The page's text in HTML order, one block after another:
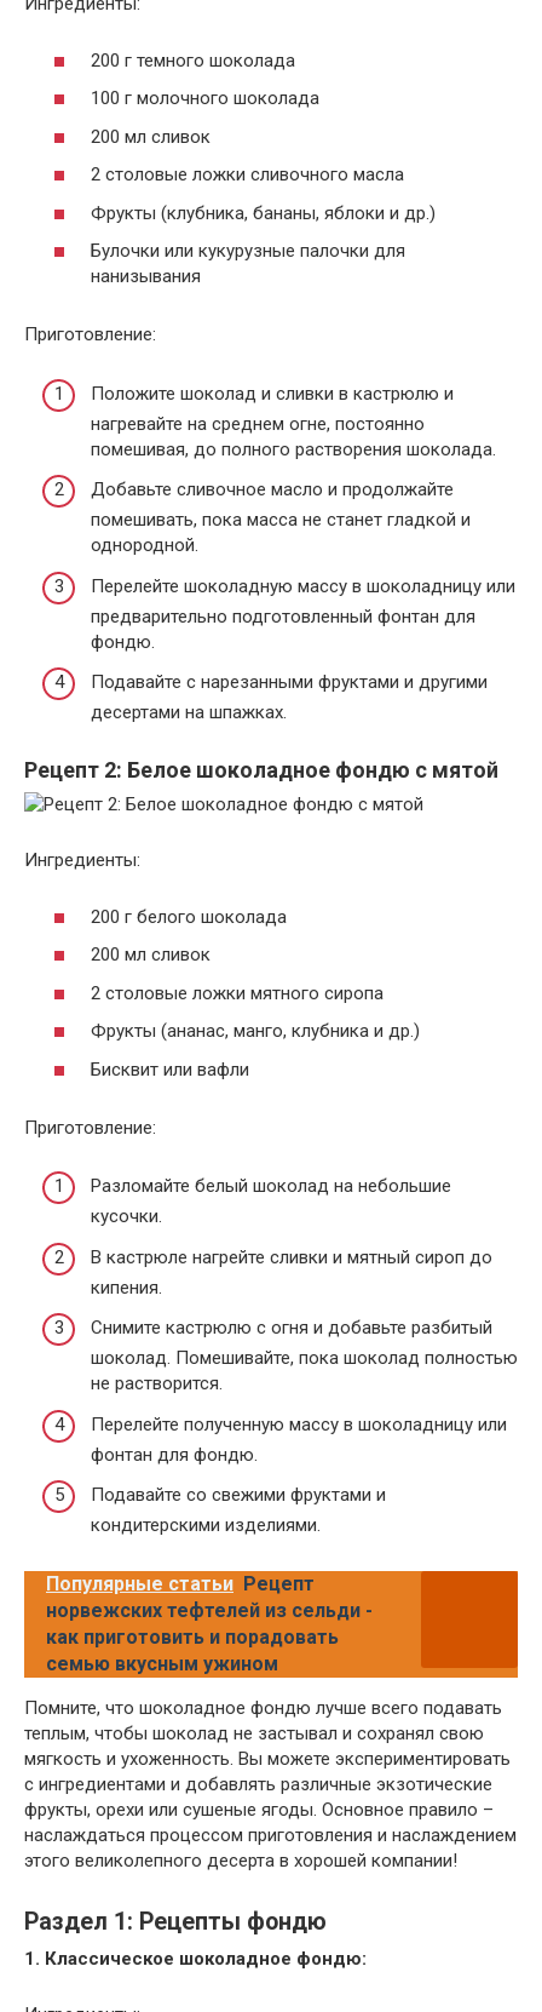
200 г темного шоколада
100 г молочного шоколада
200 мл сливок
2 столовые ложки сливочного масла
Фрукты (клубника, бананы, яблоки и др.)
Булочки или кукурузные палочки для
нанизывания
Приготовление:
Положите шоколад и сливки в кастрюлю и
нагревайте на среднем огне, постоянно
помешивая, до полного растворения шоколада.
Добавьте сливочное масло и продолжайте
помешивать, пока масса не станет гладкой и
однородной.
Перелейте шоколадную массу в шоколадницу или
предварительно подготовленный фонтан для
фондю.
Подавайте с нарезанными фруктами и другими
десертами на шпажках.
Рецепт 2: Белое шоколадное фондю с мятой
Ингредиенты:
200 г белого шоколада
200 мл сливок
2 столовые ложки мятного сиропа
Фрукты (ананас, манго, клубника и др.)
Бисквит или вафли
Приготовление:
Разломайте белый шоколад на небольшие
кусочки.
В кастрюле нагрейте сливки и мятный сироп до
кипения.
Снимите кастрюлю с огня и добавьте разбитый
шоколад. Помешивайте, пока шоколад полностью
не растворится.
Перелейте полученную массу в шоколадницу или
фонтан для фондю.
Подавайте со свежими фруктами и
кондитерскими изделиями.
Популярные статьи Рецепт
норвежских тефтелей из сельди -
как приготовить и порадовать
семью вкусным ужином
Помните, что шоколадное фондю лучше всего подавать
теплым, чтобы шоколад не застывал и сохранял свою
мягкость и ухоженность. Вы можете экспериментировать
с ингредиентами и добавлять различные экзотические
фрукты, орехи или сушеные ягоды. Основное правило –
наслаждаться процессом приготовления и наслаждением
этого великолепного десерта в хорошей компании!
Раздел 1: Рецепты фондю
1. Классическое шоколадное фондю: